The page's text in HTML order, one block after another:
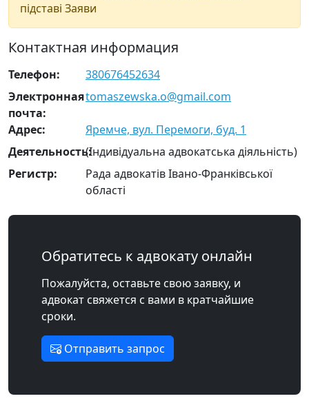
підставі Заяви
Контактная информация
Телефон:
380676452634
Электронная
почта:
tomaszewska.o@gmail.com
Адрес:
Яремче, вул. Перемоги, буд. 1
Деятельность:(Індивідуальна адвокатська діяльність)
Регистр:
Рада адвокатів Івано-Франківської
області
Обратитесь к адвокату онлайн
Пожалуйста, оставьте свою заявку, и
адвокат свяжется с вами в кратчайшие
сроки.
Отправить запрос